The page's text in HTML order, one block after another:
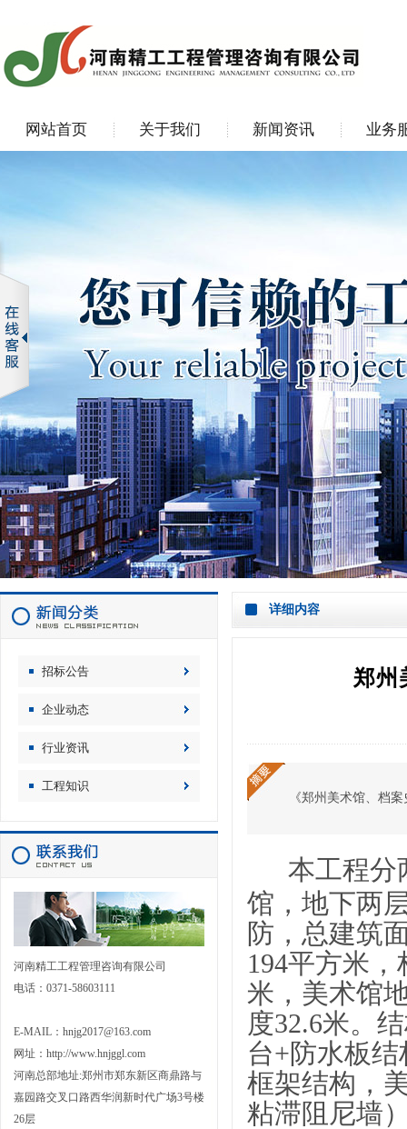
网站首页 关于我们 新闻资讯 业务
招标公告
企业动态
行业资讯
工程知识
河南精工工程管理咨询有限公司
电话：0371-58603111
E-MAIL：hnjg2017@163.com
网址： http://www.hnjggl.com
河南总部地址:郑州市郑东新区商鼎路与
嘉园路交叉口路西华润新时代广场3号楼
26层
详细内容
郑州
《郑州美术馆、档
本工程分
馆，地下两
防，总建筑
194平方米
米 ，美术馆
度32.6米。
台+防水板
框架结构，
粘滞阻尼墙